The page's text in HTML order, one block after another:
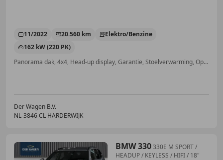
11/2022 20.560 km
Elektro/Benzine
162 kW (220 PK)
Panorama dak, 4x4, Head-up display, Garantie, Stoelverwarming, Open dak, Getinte ramen, Elektrische stoelverstelling
Der Wagen B.V.
NL-3846 CL HARDERWIJK
BMW 330330E M SPORT /
HEADUP / KEYLESS / HIFI / 18"